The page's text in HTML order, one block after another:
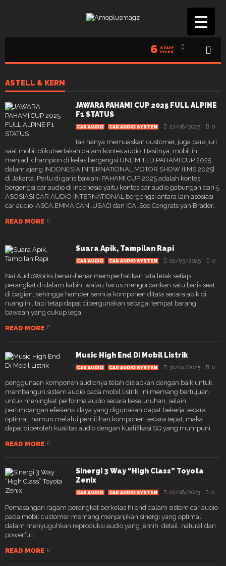
6 STAFF
PICKS
ASTELL & KERN
JAWARA PAHAMI CUP 2025 FULL ALPINE
F1 STATUS
CAR AUDIO CAR AUDIO SYSTEM 27/08/2025 0
tak hanya memuaskan customer, juga para juri
saat mobil diikutsertakan dalam kontes audio. Hasilnya, mobil ini
menjadi champion di kelas bergengsi UNLIMITED PAHAMI CUP 2025
dalam ajang INDONESIA INTERNATIONAL MOTOR SHOW (IIMS 2025}
di Jakarta. Perlu di garis bawahi PAHAMI CUP 2025 adalah kontes
bergengsi car audio di Indonesia yaitu kontes car audio gabungan dari 5
ASOSIASI CAR AUDIO INTERNATIONAL bergengsi antara lain asosiasi
car audio IASCA,EMMA,CAN ,USACI dan ICA..Soo Congrats yah Brader..
READ MORE
Suara Apik, Tampilan Rapi
CAR AUDIO CAR AUDIO SYSTEM 02/05/2025 0
Nai AudioWorks benar-benar memperhatikan tata letak setiap
perangkat di dalam kabin, walau harus mengorbankan satu baris seat
di bagian, sehingga hamper semua komponen ditata secara apik di
ruang ini, tapi tetap dapat dipergunakan sebagai tempat barang
bawaan yang cukup lega.
READ MORE
Music High End Di Mobil Listrik
CAR AUDIO CAR AUDIO SYSTEM 30/04/2025 0
penggunaan komponen audionya telah disiapkan dengan baik untuk
membangun sistem audio pada mobil listrik. Ini memang bertujuan
untuk meningkat performa audio secara keseluruhan, selain
pertimbangan efesiensi daya yang digunakan dapat bekerja secara
optimal, namun melalui pemilihan komponen secara tepat, maka
dapat diperoleh kualitas audio dengan kualifikasi SQ yang mumpuni.
READ MORE
Sinergi 3 Way “High Class” Toyota
Zenix
CAR AUDIO CAR AUDIO SYSTEM 07/08/2023 0
Pemasangan ragam perangkat berkelas hi end dalam sistem car audio
pada mobil customer memang menjanjikan sinergi yang optimal
dalam menyuguhkan reproduksi audio yang jernih, detail, natural dan
powerfull.
READ MORE